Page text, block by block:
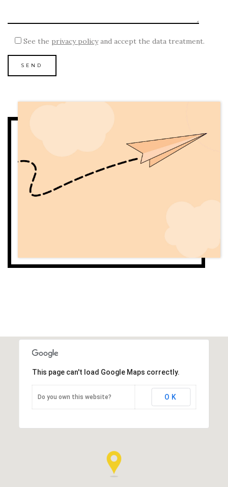
See the privacy policyand accept the data treatment.
This page can't load Google Maps correctly.
Do you own this website? OK